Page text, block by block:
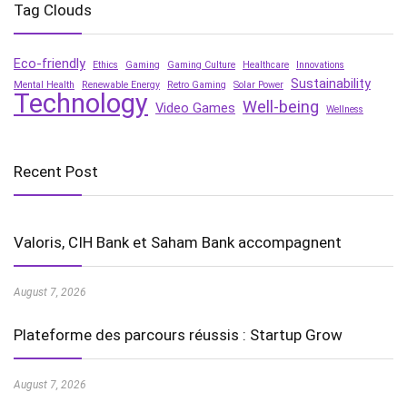
Tag Clouds
Eco-friendly Ethics Gaming Gaming Culture Healthcare
Innovations
Mental Health
Renewable Energy Retro Gaming Solar Power Sustainability
Technology Video Games Well-being Wellness
Recent Post
Valoris, CIH Bank et Saham Bank accompagnent
August 7, 2026
Plateforme des parcours réussis : Startup Grow
August 7, 2026